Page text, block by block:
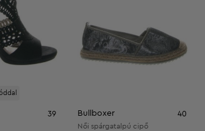
39 Bullboxer 40
Női spárgatalpú cipő